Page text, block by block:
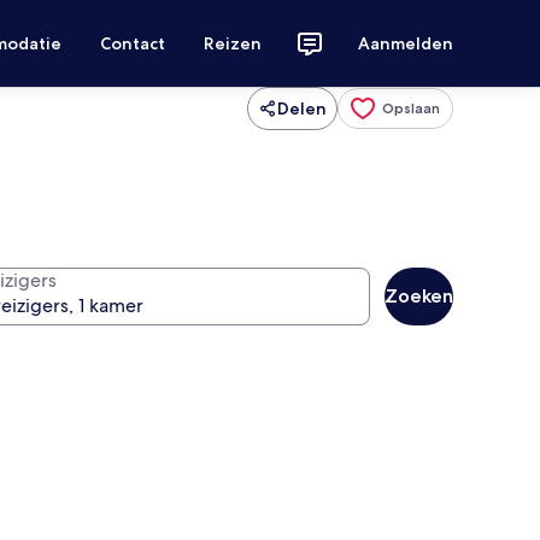
Contact Reizen Aanmelden
Delen Opslaan
Zoeken